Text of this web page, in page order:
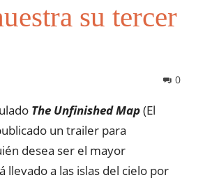
su tercer
0
The Unfinished Map(El
un trailer para
desea ser el mayor
a las islas del cielo por